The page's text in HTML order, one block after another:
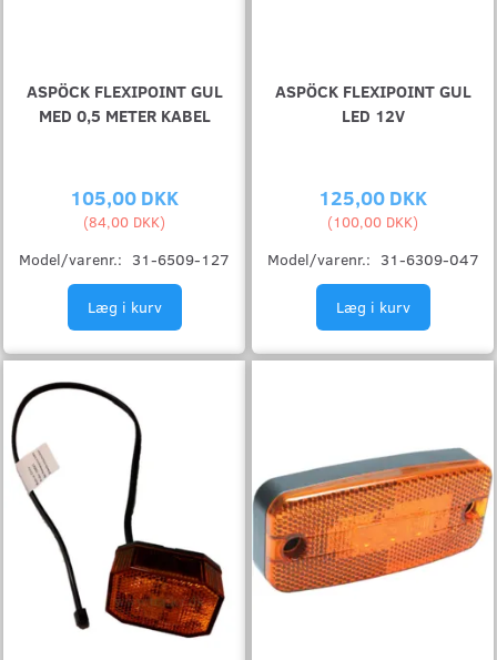
ASPÖCK FLEXIPOINT GUL
MED 0,5 METER KABEL
105,00 DKK
(84,00 DKK)
Model/varenr.: 31-6509-127
Læg i kurv
ASPÖCK FLEXIPOINT GUL
LED 12V
125,00 DKK
(100,00 DKK)
Model/varenr.: 31-6309-047
Læg i kurv